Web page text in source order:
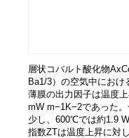
層状コバルト酸化物
Ba1/3）の空気中にお
薄膜の出力因子は温度
mW m−1K−2であった
少し、600℃では約1.9
指数ZTは温度上昇に対